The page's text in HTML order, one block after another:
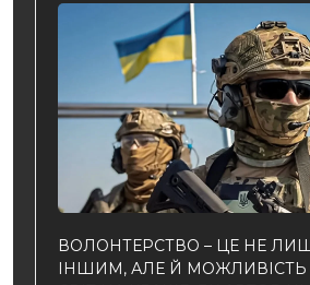
ВОЛОНТЕРСТВО – ЦЕ НЕ
ІНШИМ, АЛЕ Й